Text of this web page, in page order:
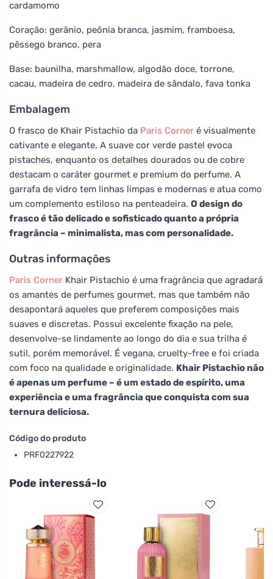
cardamomo
Coração: gerânio, peônia branca, jasmim, framboesa,
pêssego branco, pera
Base: baunilha, marshmallow, algodão doce, torrone,
cacau, madeira de cedro, madeira de sândalo, fava tonka
Embalagem
O frasco de Khair Pistachio da Paris Corner é visualmente
cativante e elegante. A suave cor verde pastel evoca
pistaches, enquanto os detalhes dourados ou de cobre
destacam o caráter gourmet e premium do perfume. A
garrafa de vidro tem linhas limpas e modernas e atua como
um complemento estiloso na penteadeira. O design do
frasco é tão delicado e sofisticado quanto a própria
fragrância – minimalista, mas com personalidade.
Outras informações
Paris Corner Khair Pistachio é uma fragrância que agradará
os amantes de perfumes gourmet, mas que também não
desapontará aqueles que preferem composições mais
suaves e discretas. Possui excelente fixação na pele,
desenvolve-se lindamente ao longo do dia e sua trilha é
sutil, porém memorável. É vegana, cruelty-free e foi criada
com foco na qualidade e originalidade. Khair Pistachio não
é apenas um perfume – é um estado de espírito, uma
experiência e uma fragrância que conquista com sua
ternura deliciosa.
Código do produto
PRF0227922
Pode interessá-lo